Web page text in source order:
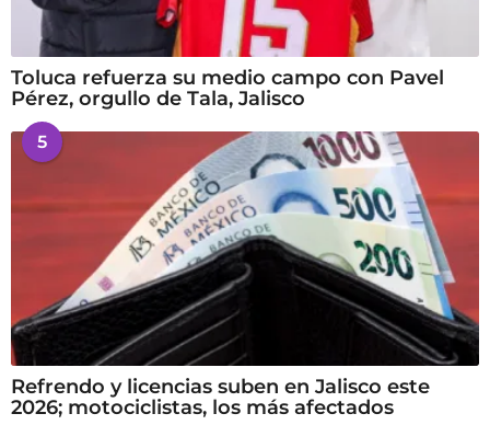
Toluca refuerza su medio campo con Pavel
Pérez, orgullo de Tala, Jalisco
5
Refrendo y licencias suben en Jalisco este
2026; motociclistas, los más afectados